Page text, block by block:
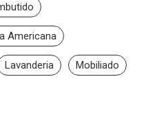
Americana
Lavanderia Mobiliado